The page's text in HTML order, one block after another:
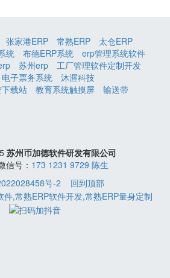
张家港ERP 常熟ERP
太仓ERP
统 布德ERP系统
erp管理系统软件
苏州erp
工厂管理软件定制开发
电子票务系统
沐渥科技
载站 教育系统触摸屏
输送带
苏州币加德软件研发有限公司
信号： 173 1231 9729 陈生
号-2
回到顶部